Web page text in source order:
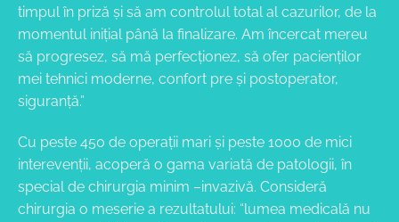
timpul în priză și să am controlul total al cazurilor, de la
momentul inițial până la finalizare. Am încercat mereu
să progresez, să mă perfecționez, să ofer pacienților
mei tehnici moderne, confort pre și postoperator,
siguranță.”
Cu peste 450 de operaţii mari şi peste 1000 de mici
interevenţii, acoperă o gama variată de patologii, în
special de chirurgia minim –invazivă. Consideră
chirurgia o meserie a rezultatului: “lumea medicală nu